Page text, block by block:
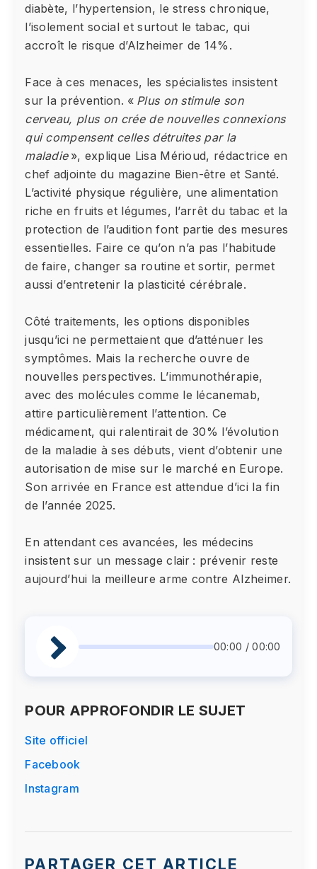
diabète, l’hypertension, le stress chronique,
l’isolement social et surtout le tabac, qui
accroît le risque d’Alzheimer de 14%.
Face à ces menaces, les spécialistes insistent
sur la prévention. « Plus on stimule son
cerveau, plus on crée de nouvelles connexions
qui compensent celles détruites par la
maladie», explique Lisa Mérioud, rédactrice en
chef adjointe du magazine Bien-être et Santé.
L’activité physique régulière, une alimentation
riche en fruits et légumes, l’arrêt du tabac et la
protection de l’audition font partie des mesures
essentielles. Faire ce qu’on n’a pas l’habitude
de faire, changer sa routine et sortir, permet
aussi d’entretenir la plasticité cérébrale.
Côté traitements, les options disponibles
jusqu’ici ne permettaient que d’atténuer les
symptômes. Mais la recherche ouvre de
nouvelles perspectives. L’immunothérapie,
avec des molécules comme le lécanemab,
attire particulièrement l’attention. Ce
médicament, qui ralentirait de 30% l’évolution
de la maladie à ses débuts, vient d’obtenir une
autorisation de mise sur le marché en Europe.
Son arrivée en France est attendue d’ici la fin
de l’année 2025.
En attendant ces avancées, les médecins
insistent sur un message clair : prévenir reste
aujourd’hui la meilleure arme contre Alzheimer.
00:00 / 00:00
POUR APPROFONDIR LE SUJET
Site officiel
Facebook
Instagram
PARTAGER CET ARTICLE